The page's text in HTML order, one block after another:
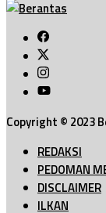
Copyright © 2023
REDAKSI
PEDOMAN
DISCLAIMER
ILKAN